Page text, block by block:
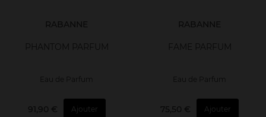
RABANNE
PHANTOM PARFUM
Eau de Parfum
91,90 € Ajouter
RABANNE
FAME PARFUM
Eau de Parfum
75,50 € Ajouter